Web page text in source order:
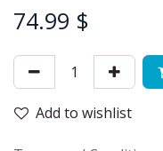
74.99 $
Add to wishlist